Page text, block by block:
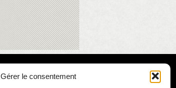
Gérer le consentement